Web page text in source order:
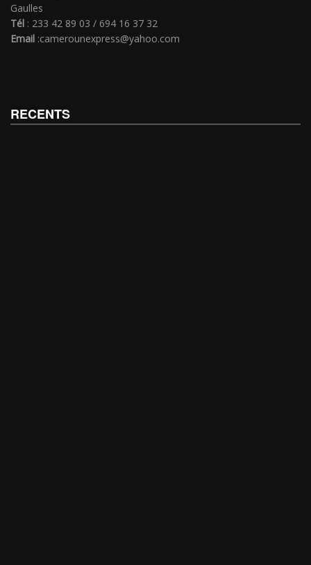
Gaulles
Tél : 233 42 89 03 / 694 16 37 32
Email :camerounexpress@yahoo.com
RECENTS